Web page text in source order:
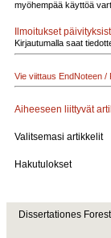
myöhempää käyttöä
Ilmoitukset
Kirjautumalla saat
Vie viittaus EndNoteen /
Aiheeseen liittyvät
Valitsemasi artikkelit
Hakutulokset
Dissertationes